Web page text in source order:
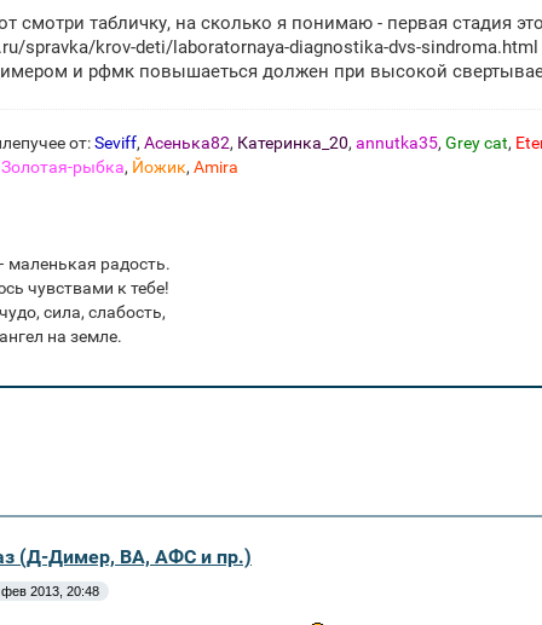
смотри табличку, на сколько я понимаю - первая стадия
spravka/krov-deti/laboratornaya-diagnostika-dvs-sindroma.html
и рфмк повышаеться должен при высокой
от:Seviff, Асенька82, Катеринка_20, annutka35, Grey cat,
Золотая-рыбка, Йожик, Amira
маленькая радость.
чувствами к тебе!
сила, слабость,
на земле.
(Д-Димер, ВА, АФС и пр.)
2013, 20:48